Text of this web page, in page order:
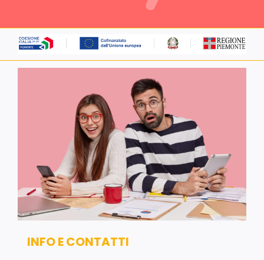
Richiedi informazioni
INFO E CONTATTI